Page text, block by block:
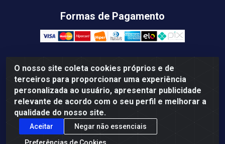
O nosso site coleta cookies próprios e de
terceiros para proporcionar uma experiência
personalizada ao usuário, apresentar publicidade
relevante de acordo com o seu perfil e melhorar a
qualidade do nosso site.
Aceitar
Negar não essenciais
Preferências de Cookies
Formas de Pagamento
Femabra Comercio de Ferramentas e Maquinas LTDA -
07.772.337/0001-66 - BR 316 Km 08 Rua Joao Canuto,
195 - Centro, Ananindeua/PA - CEP: 67030-130